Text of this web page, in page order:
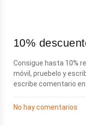
10%
Consigue hasta 10%
móvil, pruebelo y
escribe comentario en
No hay comentarios